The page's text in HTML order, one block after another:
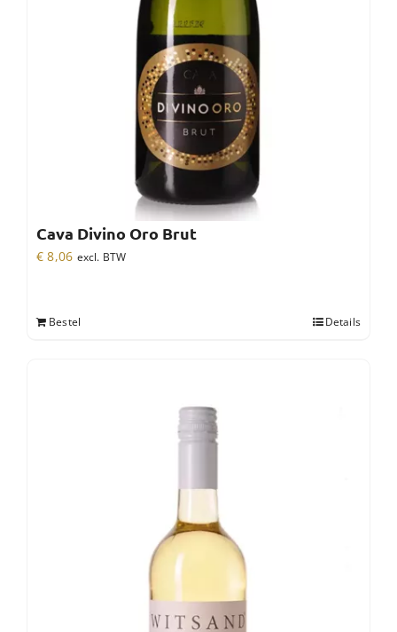
Cava Divino Oro Brut
€ 8,06 excl. BTW
Bestel Details